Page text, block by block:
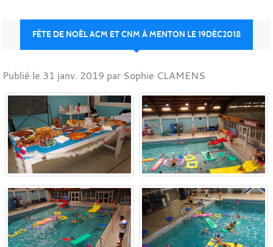
FÊTE DE NOËL ACM ET CNM À MENTON LE 19DÉC2018
Publié le 31 janv. 2019 par Sophie CLAMENS